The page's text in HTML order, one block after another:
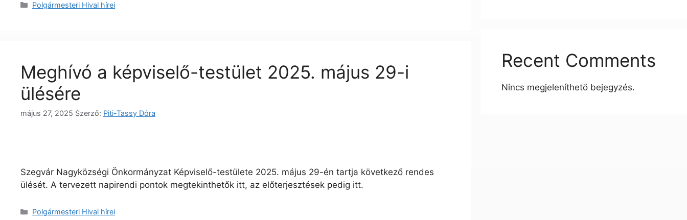
Polgármesteri Hival hírei
Meghívó a képviselő-testület 2025. május 29-i
ülésére
május 27, 2025 Szerző: Piti-Tassy Dóra
Szegvár Nagyközségi Önkormányzat Képviselő-testülete 2025. május 29-én tartja következő rendes
ülését. A tervezett napirendi pontok megtekinthetők itt, az előterjesztések pedig itt.
Polgármesteri Hival hírei
Recent Comments
Nincs megjeleníthető bejegyzés.